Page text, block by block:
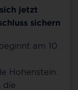
jetzt
sichern
am 10.
Hohenstein.
die